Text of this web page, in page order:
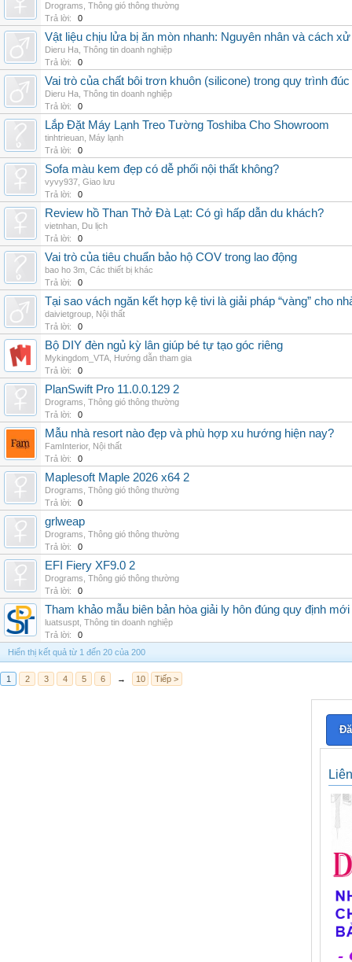
Drograms Thông gió thông thường
Trả lời:
0
Vật liệu chịu lửa bị ăn mòn nhanh: Nguyên nhân và cách
Dieru Ha Thông tin doanh nghiệp
Trả lời:
0
Vai trò của chất bôi trơn khuôn (silicone) trong quy trình
Dieru Ha Thông tin doanh nghiệp
Trả lời:
0
Lắp Đặt Máy Lạnh Treo Tường Toshiba Cho Showroom
tinhtrieuan Máy lạnh
Trả lời:
0
Sofa màu kem đẹp có dễ phối nội thất không?
vyvy937 Giao lưu
Trả lời:
0
Review hồ Than Thở Đà Lạt: Có gì hấp dẫn du khách?
vietnhan Du lịch
Trả lời:
0
Vai trò của tiêu chuẩn bảo hộ COV trong lao động
bao ho 3m Các thiết bị khác
Trả lời:
0
Tại sao vách ngăn kết hợp kệ tivi là giải pháp “vàng” cho
daivietgroup Nội thất
Trả lời:
0
Bộ DIY đèn ngủ kỳ lân giúp bé tự tạo góc riêng
Mykingdom_VTA Hướng dẫn tham gia
Trả lời:
0
PlanSwift Pro 11.0.0.129 2
Drograms Thông gió thông thường
Trả lời:
0
Mẫu nhà resort nào đẹp và phù hợp xu hướng hiện nay?
FamInterior, Nội thất
Trả lời:
0
Maplesoft Maple 2026 x64 2
Drograms Thông gió thông thường
Trả lời:
0
grlweap
Drograms Thông gió thông thường
Trả lời:
0
EFI Fiery XF9.0 2
Drograms Thông gió thông thường
Trả lời:
0
Tham khảo mẫu biên bản hòa giải ly hôn đúng quy định mới
luatsuspt Thông tin doanh nghiệp
Trả lời:
0
Hiển thị kết quả từ 1 đến 20 của 200
1 2 3 4 5 6 → 10 Tiếp >